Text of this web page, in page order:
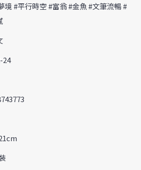
境 #平行時空 #富翁 #金魚 #文筆流暢 #
24